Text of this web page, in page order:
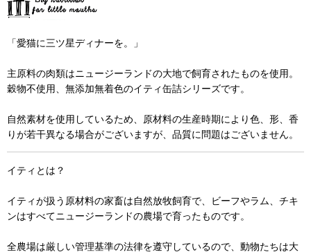
「愛猫に三ツ星ディナーを。」
主原料の肉類はニュージーランドの大地で飼育されたものを使用。
穀物不使用、無添加無着色のイティ缶詰シリーズです。
自然素材を使用しているため、原材料の生産時期により色、形、香
りが若干異なる場合がございますが、品質に問題はございません。
イティとは？
イティが扱う原材料の家畜は自然放牧飼育で、ビーフやラム、チキ
ンはすべてニュージーランドの農場で育ったものです。
全農場は厳しい管理基準の法律を遵守しているので、動物たちは大